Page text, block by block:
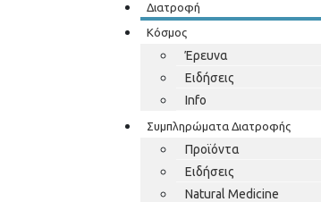
Διατροφή
Κόσμος
Έρευνα
Ειδήσεις
Info
Συμπληρώματα Διατροφής
Προϊόντα
Ειδήσεις
Natural Medicine